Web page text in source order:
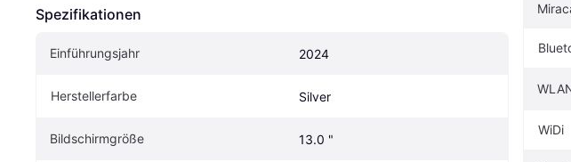
Spezifikationen
Einführungsjahr 2024
Herstellerfarbe Silver
Bildschirmgröße 13.0 "
WiDi